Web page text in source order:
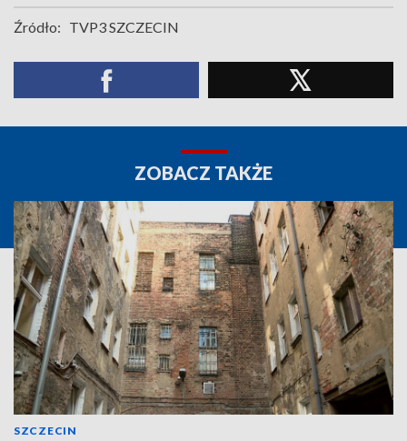
Źródło: TVP3 SZCZECIN
ZOBACZ TAKŻE
SZCZECIN